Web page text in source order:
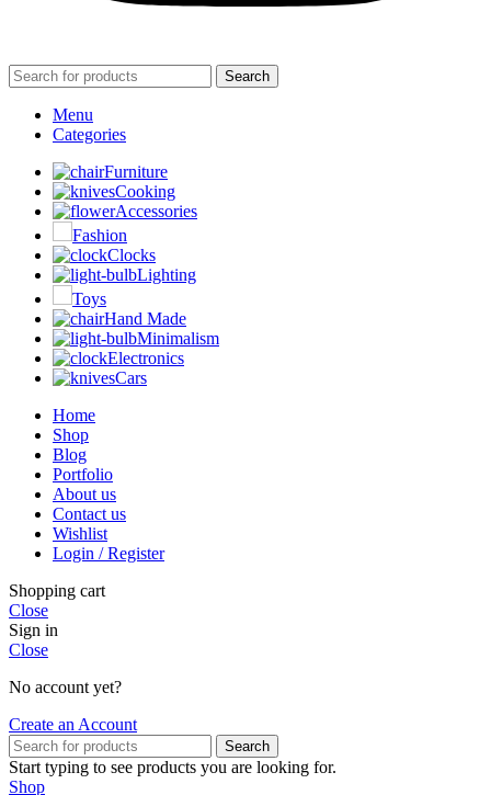
Search
Menu
Categories
Furniture
Cooking
Accessories
Fashion
Clocks
Lighting
Toys
Hand Made
Minimalism
Electronics
Cars
Home
Shop
Blog
Portfolio
About us
Contact us
Wishlist
Login / Register
Shopping cart
Close
Sign in
Close
No account yet?
Create an Account
Search
Start typing to see products you are looking for.
Shop